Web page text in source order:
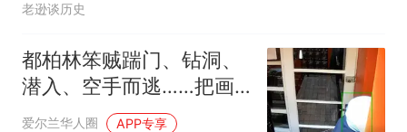
老逊谈历史
都柏林笨贼踹门、钻洞、
潜入、空手而逃……把画
廊老板都逗乐了
爱尔兰华人圈 APP专享